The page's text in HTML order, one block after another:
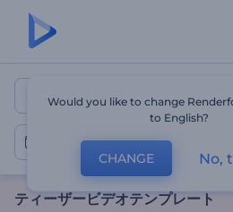
ティーザービデ
ティーザー動画
ティーザービデオテンプレート
Would you like to change
to English?
CHANGE No,